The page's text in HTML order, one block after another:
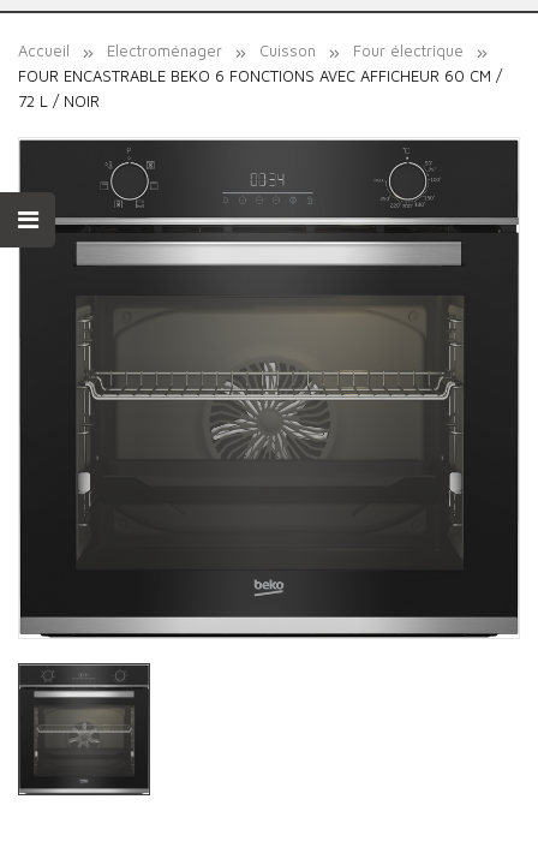
Accueil Electroménager Cuisson
Four électrique
FOUR ENCASTRABLE BEKO 6 FONCTIONS AVEC AFFICHEUR 60 CM /
72 L / NOIR